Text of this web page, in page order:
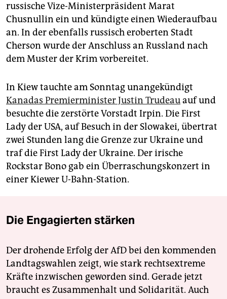
russische Vize-Ministerpräsident Marat
Chusnullin ein und kündigte einen Wiederaufbau
an. In der ebenfalls russisch eroberten Stadt
Cherson wurde der Anschluss an Russland nach
dem Muster der Krim vorbereitet.
In Kiew tauchte am Sonntag unangekündigt
Kanadas Premierminister Justin Trudeauauf und
besuchte die zerstörte Vorstadt Irpin. Die First
Lady der USA, auf Besuch in der Slowakei, übertrat
zwei Stunden lang die Grenze zur Ukraine und
traf die First Lady der Ukraine. Der irische
Rockstar Bono gab ein Überraschungskonzert in
einer Kiewer U-Bahn-Station.
Die Engagierten stärken
Der drohende Erfolg der AfD bei den kommenden
Landtagswahlen zeigt, wie stark rechtsextreme
Kräfte inzwischen geworden sind. Gerade jetzt
braucht es Zusammenhalt und Solidarität. Auch